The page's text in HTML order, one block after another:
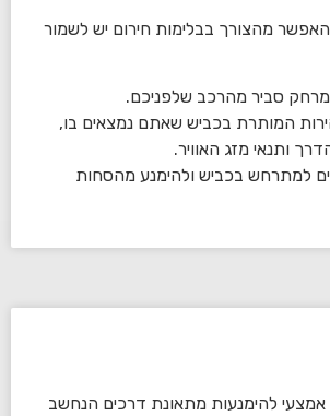
מהצורך בבלימות חירום יש לשמור
סביר מהרכב שלפניכם.
המותרת בכביש שאתם נמצאים בו,
ותנאי מזג האוויר.
למתרחש בכביש ולהימנע מהסחות
אמצעי להימנעות מתאונת דרכים הנחשב